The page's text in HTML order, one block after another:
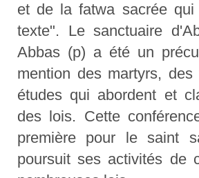
et de la fatwa sacrée
texte". Le sanctuaire
Abbas (p) a été un
mention des martyrs,
études qui abordent et
des lois. Cette
première pour le saint
poursuit ses activités de